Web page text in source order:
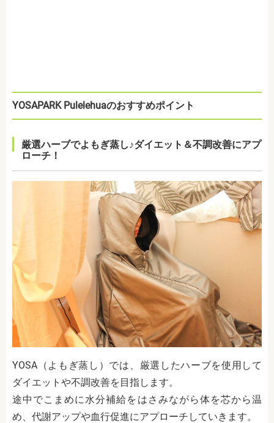
YOSAPARK Pulelehuaのおすすめポイント
厳選ハーブでよもぎ蒸し♪ダイエット＆不調改善にアプ
ローチ！
YOSA（よもぎ蒸し）では、厳選したハーブを使用して
ダイエットや不調改善を目指します。
途中でこまめに水分補給をはさみながら体を芯から温
め、代謝アップや血行促進にアプローチしていきます。